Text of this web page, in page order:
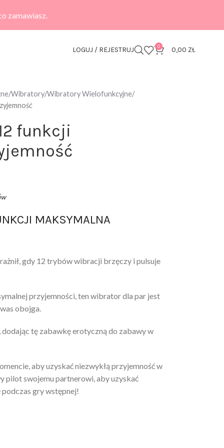
zamawiasz.
LOGUJ / REJESTRUJ 0 0,00 ZŁ
Wibratory Wibratory Wielofunkcyjne
funkcji
MAKSYMALNA
gdy 12 trybów wibracji brzęczy i pulsuje
przyjemności, ten wibrator dla par jest
obojga.
tę zabawkę erotyczną do zabawy w
aby uzyskać niezwykłą przyjemność w
pilot swojemu partnerowi, aby uzyskać
gry wstępnej!